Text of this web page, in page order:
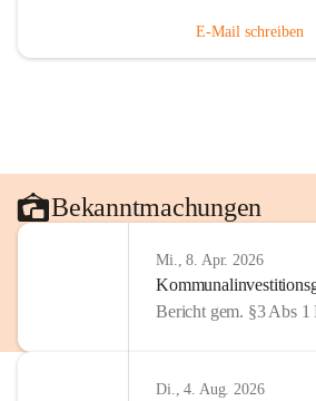
E-Mail schreiben
Bekanntmachungen
Mi., 8. Apr. 2026
Bericht gem. §3 Abs
Di., 4. Aug. 2026